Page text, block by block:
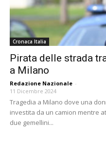
Cronaca Italia
Pirata delle strada
a Milano
Redazione Nazionale -
11 Dicembre 2024
Tragedia a Milano dove una
investita da un camion mentre
due gemellini...